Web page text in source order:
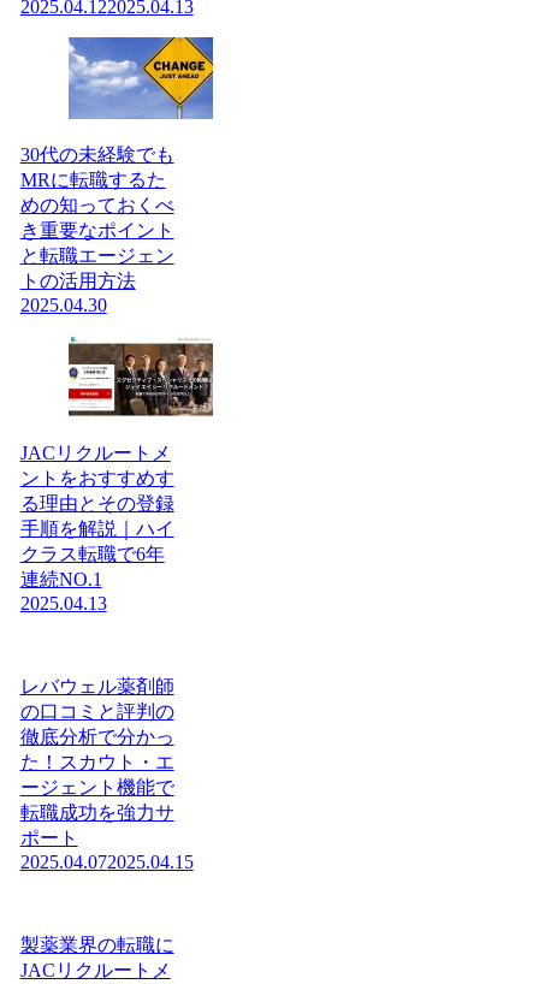
2025.04.122025.04.13
30代の未経験でも
MRに転職するた
めの知っておくべ
き重要なポイント
と転職エージェン
トの活用方法
2025.04.30
JACリクルートメ
ントをおすすめす
る理由とその登録
手順を解説｜ハイ
クラス転職で6年
連続NO.1
2025.04.13
レバウェル薬剤師
の口コミと評判の
徹底分析で分かっ
た！スカウト・エ
ージェント機能で
転職成功を強力サ
ポート
2025.04.072025.04.15
製薬業界の転職に
JACリクルートメ